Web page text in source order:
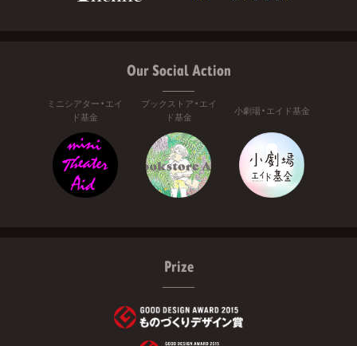
Our Social Action
ミニシアター・エイ
ド基金
ブックストア・エイ
ド基金
小劇場・エイド基金
Prize